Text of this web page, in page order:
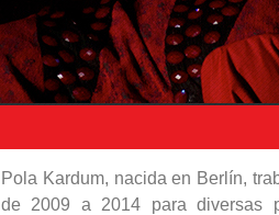
Pola Kardum, nacida en Berlín,
de 2009 a 2014 para diversas